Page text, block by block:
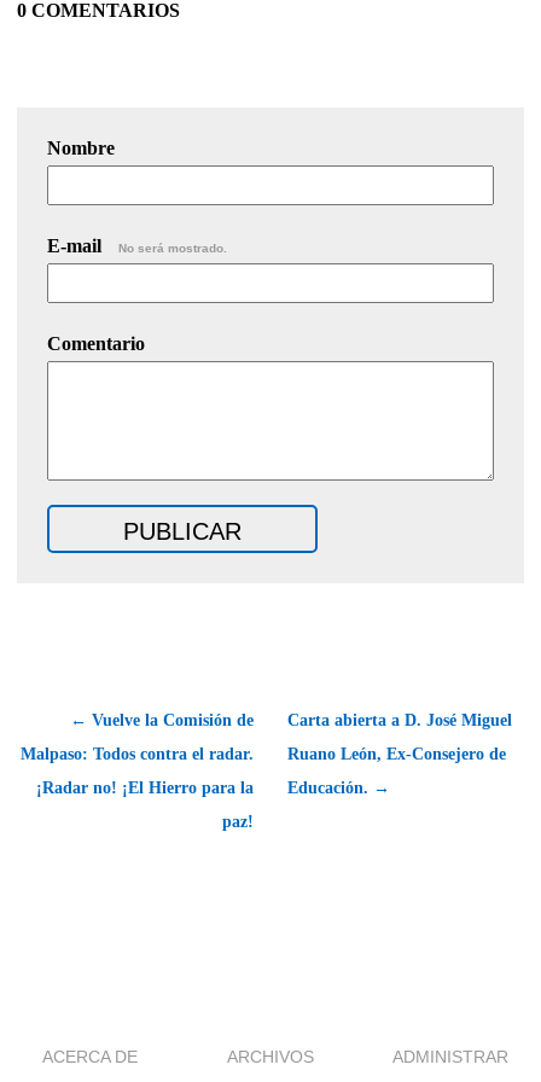
0 COMENTARIOS
Nombre
E-mail No será mostrado.
Comentario
← Vuelve la Comisión de
Malpaso: Todos contra el radar.
¡Radar no! ¡El Hierro para la
paz!
Carta abierta a D. José Miguel
Ruano León, Ex-Consejero de
Educación. →
ACERCA DE ARCHIVOS ADMINISTRAR